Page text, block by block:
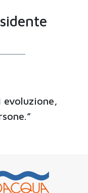
evoluzione,